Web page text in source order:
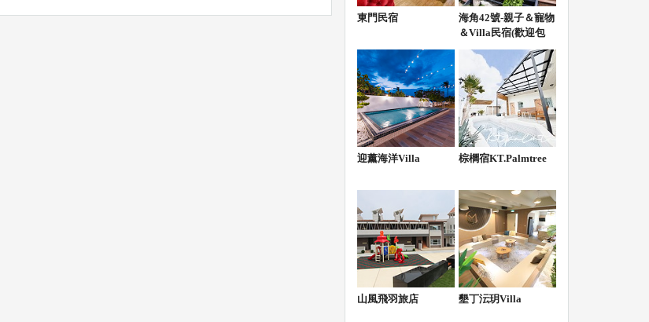
東門民宿
海角42號-親子＆寵物
＆Villa民宿(歡迎包
棟)
迎薰海洋Villa 棕櫚宿KT.Palmtree
山風飛羽旅店 墾丁沄玥Villa